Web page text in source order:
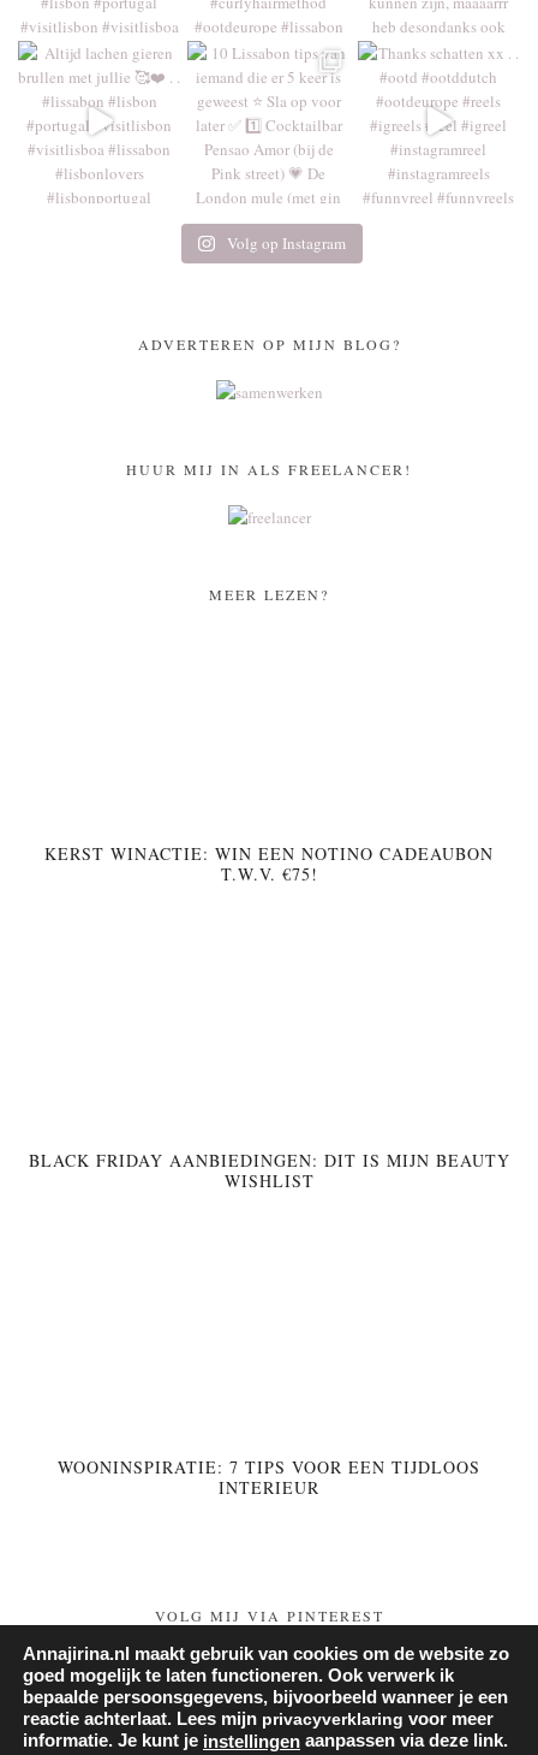
Volg op Instagram
ADVERTEREN OP MIJN BLOG?
HUUR MIJ IN ALS FREELANCER!
MEER LEZEN?
KERST WINACTIE: WIN EEN NOTINO CADEAUBON
T.W.V. €75!
BLACK FRIDAY AANBIEDINGEN: DIT IS MIJN BEAUTY
WISHLIST
WOONINSPIRATIE: 7 TIPS VOOR EEN TIJDLOOS
INTERIEUR
VOLG MIJ VIA PINTEREST
Follow on Pinterest
Annajirina.nl maakt gebruik van cookies om de website zo
goed mogelijk te laten functioneren. Ook verwerk ik
bepaalde persoonsgegevens, bijvoorbeeld wanneer je een
reactie achterlaat. Lees mijn privacyverklaring voor meer
informatie. Je kunt je instellingen aanpassen via deze link.